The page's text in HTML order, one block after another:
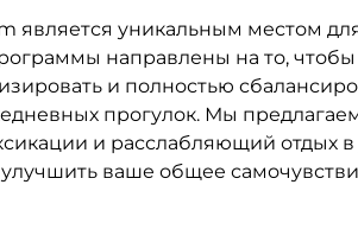
является уникальным местом
направлены на то, чтобы
и полностью
прогулок. Мы
и расслабляющий отдых
ваше общее